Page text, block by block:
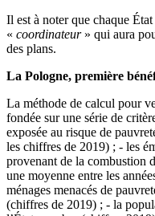
Il est à noter que chaque
« coordinateur» qui aura
des plans.
La Pologne, première
La méthode de calcul pour
fondée sur une série de
exposée au risque de
les chiffres de 2019) ; - les
provenant de la combustion
une moyenne entre les
ménages menacés de
(chiffres de 2019) ; - la